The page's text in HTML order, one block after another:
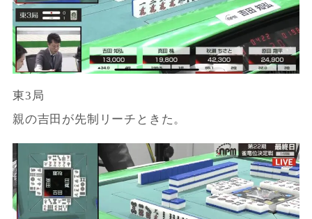
東3局
親の吉田が先制リーチときた。